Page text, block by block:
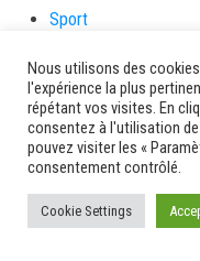
Sport
stage
Survie
tambour
tambours
tempetetropicale
Terres de patrimoine
Nous utilisons des
l'expérience la plus
répétant vos visites. En
consentez à l'utilisation de
pouvez visiter les «
consentement contrôlé.
Cookie Settings